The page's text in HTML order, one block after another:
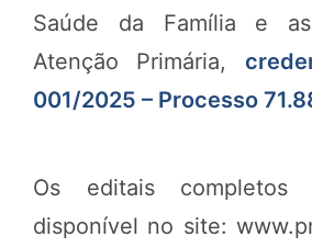
Saúde da Família e
Atenção Primária,
001/2025 – Processo
Os editais completos
disponível no site: